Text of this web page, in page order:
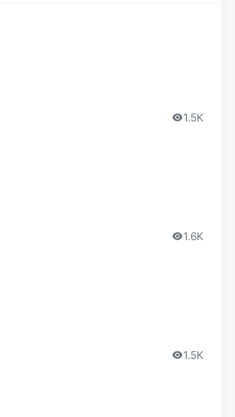
1.5K
1.6K
1.5K